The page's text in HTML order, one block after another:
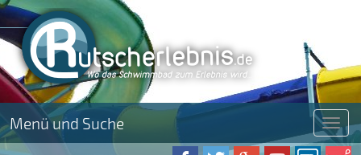
Menü und Suche Menü